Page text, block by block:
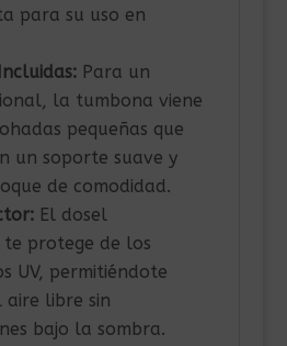
para su uso en
Para un
la tumbona viene
pequeñas que
un soporte suave y
de comodidad.
El dosel
protege de los
UV, permitiéndote
libre sin
bajo la sombra.